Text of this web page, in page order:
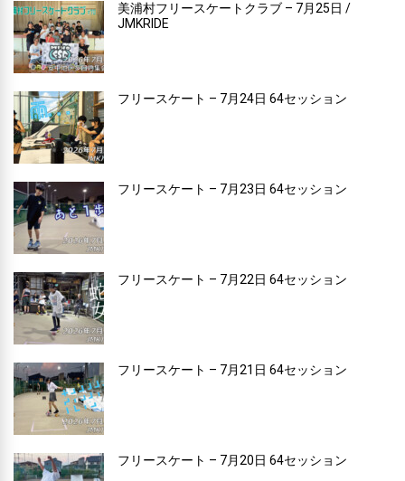
美浦村フリースケートクラブ – 7月25日 /
JMKRIDE
フリースケート – 7月24日 64セッション
フリースケート – 7月23日 64セッション
フリースケート – 7月22日 64セッション
フリースケート – 7月21日 64セッション
フリースケート – 7月20日 64セッション